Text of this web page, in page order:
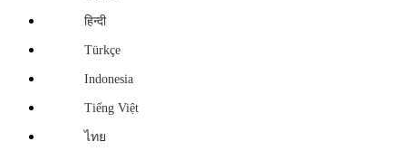
हिन्दी
Türkçe
Indonesia
Tiếng Việt
ไทย